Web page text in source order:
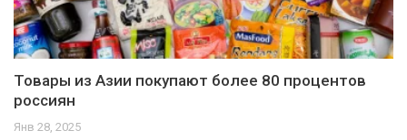
Товары из Азии покупают более 80 процентов
россиян
Янв 28, 2025